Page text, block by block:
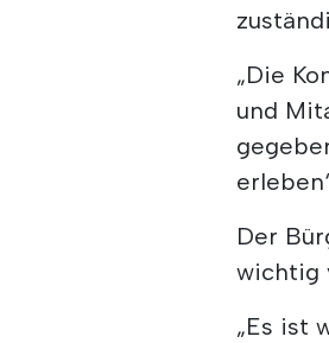
„Die
und
Der
wichtig
„Es ist